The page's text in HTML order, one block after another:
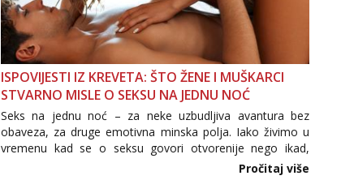
ISPOVIJESTI IZ KREVETA: ŠTO ŽENE I MUŠKARCI
STVARNO MISLE O SEKSU NA JEDNU NOĆ
Seks na jednu noć – za neke uzbudljiva avantura bez
obaveza, za druge emotivna minska polja. Iako živimo u
vremenu kad se o seksu govori otvorenije nego ikad,
tema „jedne noći strasti“ i dalje izaziva burne rasprave. Što
Pročitaj više